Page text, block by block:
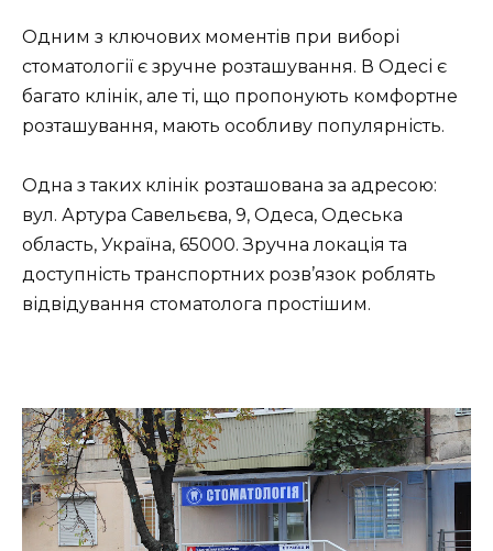
Одним з ключових моментів при виборі
стоматології є зручне розташування. В Одесі є
багато клінік, але ті, що пропонують комфортне
розташування, мають особливу популярність.
Одна з таких клінік розташована за адресою:
вул. Артура Савельєва, 9, Одеса, Одеська
область, Україна, 65000. Зручна локація та
доступність транспортних розв’язок роблять
відвідування стоматолога простішим.